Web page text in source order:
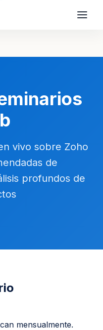
vivo sobre Zoho
de
profundos de
mensualmente.